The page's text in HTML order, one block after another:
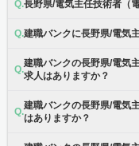
長野県/電気主任技術者（
建職バンクに長野県/電気
建職バンクの長野県/電気
求人はありますか？
建職バンクの長野県/電気
はありますか？